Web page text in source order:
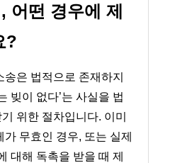
어떤 경우에 제
?
은 법적으로 존재하지
빚이 없다’는 사실을 법
위한 절차입니다. 이미
무효인 경우, 또는 실제
대해 독촉을 받을 때 제